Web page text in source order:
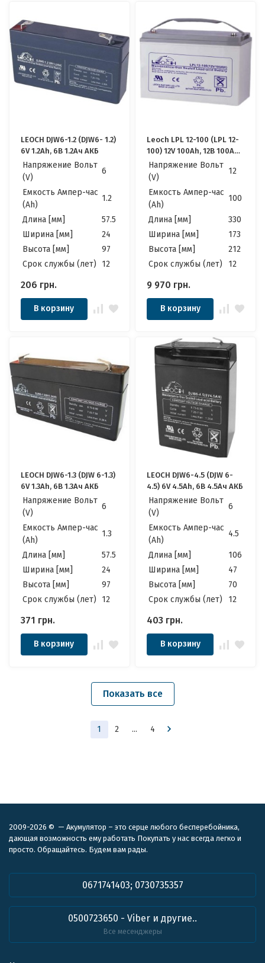
LEOCH DJW6-1.2 (DJW6- 1.2)
6V 1.2Ah, 6В 1.2Ач АКБ
Напряжение Вольт
(V)
6
Емкость Ампер-час
(Ah)
1.2
Длина [мм]
57.5
Ширина [мм]
24
Высота [мм]
97
Cрок службы (лет)
12
206 грн.
В корзину
Leoch LPL 12-100 (LPL 12-
100) 12V 100Ah, 12В 100Ач
АКБ
Напряжение Вольт
(V)
12
Емкость Ампер-час
(Ah)
100
Длина [мм]
330
Ширина [мм]
173
Высота [мм]
212
Cрок службы (лет)
12
9 970 грн.
В корзину
LEOCH DJW6-1.3 (DJW 6-1.3)
6V 1.3Ah, 6В 1.3Ач АКБ
Напряжение Вольт
(V)
6
Емкость Ампер-час
(Ah)
1.3
Длина [мм]
57.5
Ширина [мм]
24
Высота [мм]
97
Cрок службы (лет)
12
371 грн.
В корзину
LEOCH DJW6-4.5 (DJW 6-
4.5) 6V 4.5Ah, 6В 4.5Ач АКБ
Напряжение Вольт
(V)
6
Емкость Ампер-час
(Ah)
4.5
Длина [мм]
106
Ширина [мм]
47
Высота [мм]
70
Cрок службы (лет)
12
403 грн.
В корзину
Показать все
1 2 ... 4
2009-2026 © — Акумулятор – это серце любого бесперебойника,
дающая возможность ему работать Покупать у нас всегда легко и
просто. Обращайтесь. Будем вам рады.
0671741403; 0730735357
0500723650 - Viber и другие..
Все месенджеры